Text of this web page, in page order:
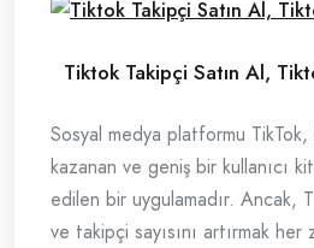
Tiktok Takipçi Satın Al,
Sosyal medya platformu
kazanan ve geniş bir kullanıcı
edilen bir uygulamadır. Ancak,
ve takipçi sayısını artırmak her